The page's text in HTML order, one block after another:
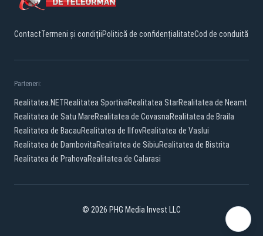
ContactTermeni și condițiiPolitică de confidențialitateCod de conduită
Parteneri:
Realitatea.NETRealitatea SportivaRealitatea StarRealitatea de Neamt
Realitatea de Satu MareRealitatea de CovasnaRealitatea de Braila
Realitatea de BacauRealitatea de IlfovRealitatea de Vaslui
Realitatea de DambovitaRealitatea de SibiuRealitatea de Bistrita
Realitatea de PrahovaRealitatea de Calarasi
© 2026 PHG Media Invest LLC